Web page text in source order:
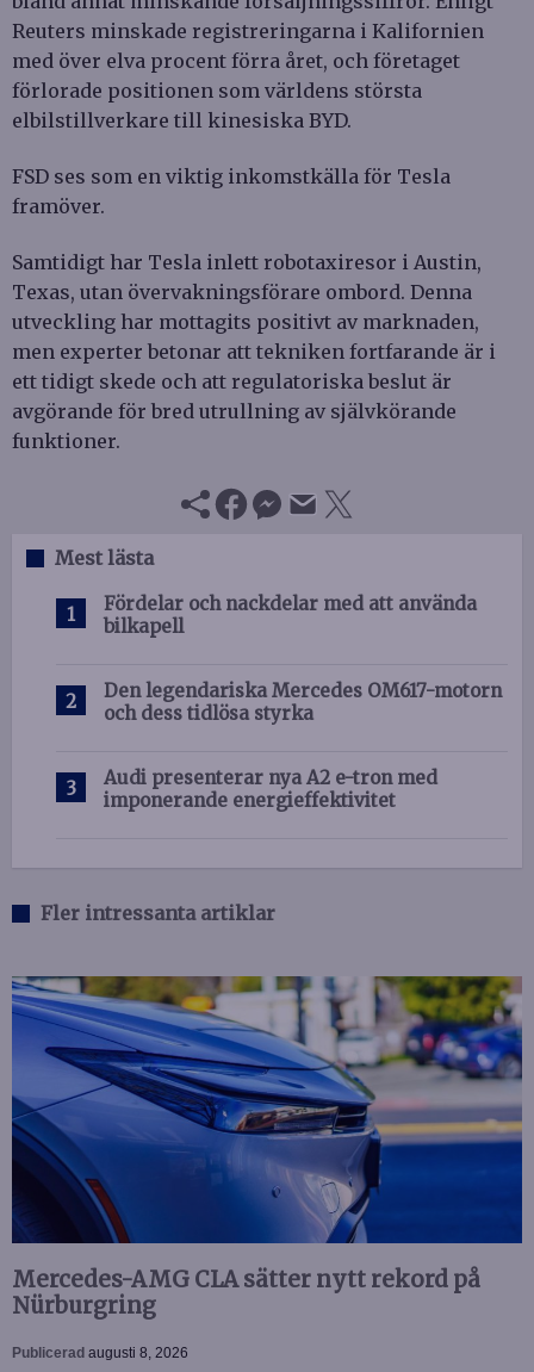
Reuters minskade registreringarna i Kalifornien
med över elva procent förra året, och företaget
förlorade positionen som världens största
elbilstillverkare till kinesiska BYD.
FSD ses som en viktig inkomstkälla för Tesla
framöver.
Samtidigt har Tesla inlett robotaxiresor i Austin,
Texas, utan övervakningsförare ombord. Denna
utveckling har mottagits positivt av marknaden,
men experter betonar att tekniken fortfarande är i
ett tidigt skede och att regulatoriska beslut är
avgörande för bred utrullning av självkörande
funktioner.
Mest lästa
Fördelar och nackdelar med att använda
bilkapell
Den legendariska Mercedes OM617-motorn
och dess tidlösa styrka
Audi presenterar nya A2 e-tron med
imponerande energieffektivitet
Fler intressanta artiklar
Mercedes-AMG CLA sätter nytt rekord på
Nürburgring
Publicerad augusti 8, 2026